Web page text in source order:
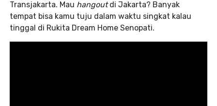
Transjakarta. Mau hangoutdi Jakarta? Banyak
tempat bisa kamu tuju dalam waktu singkat kalau
tinggal di Rukita Dream Home Senopati.